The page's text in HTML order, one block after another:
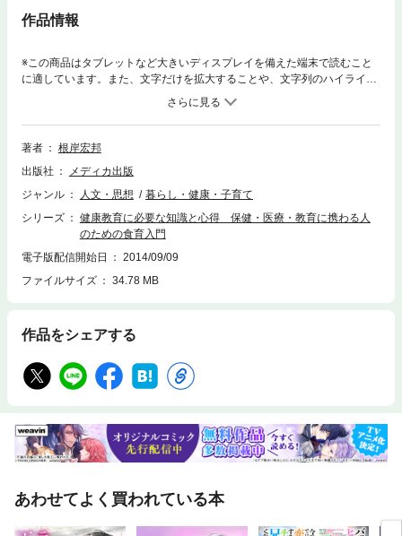
作品情報
※この商品はタブレットなど大きいディスプレイを備えた端末で読むこと
に適しています。また、文字だけを拡大することや、文字列のハイライ
ト、検索、辞書の参照、引用などの機能が使用できません。食育とは何
か、なぜいま食育が必要なのか。次世代を担う元気な子どもたちの明るい
未来のために、保健・医療・教育にかかわる人が知っておくべき知識と心
得を記す。小児科医としての40余年にわたる臨床経験をもつ著者が、「何
著者
根岸宏邦
出版社
メディカ出版
ジャンル
人文・思想
暮らし・健康・子育て
シリーズ
健康教育に必要な知識と心得 保健・医療・教育に携わる人
のための食育入門
電子版配信開始日
2014/09/09
ファイルサイズ
34.78 MB
作品をシェアする
あわせてよく買われている本